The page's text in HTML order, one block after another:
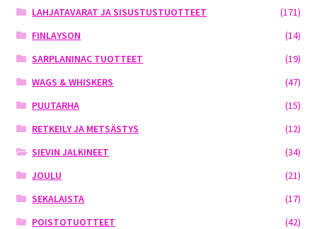
LAHJATAVARAT JA SISUSTUSTUOTTEET
(171)
FINLAYSON
(14)
SARPLANINAC TUOTTEET
(19)
WAGS & WHISKERS
(47)
PUUTARHA
(15)
RETKEILY JA METSÄSTYS
(12)
SIEVIN JALKINEET
(34)
JOULU
(21)
SEKALAISTA
(17)
POISTOTUOTTEET
(42)